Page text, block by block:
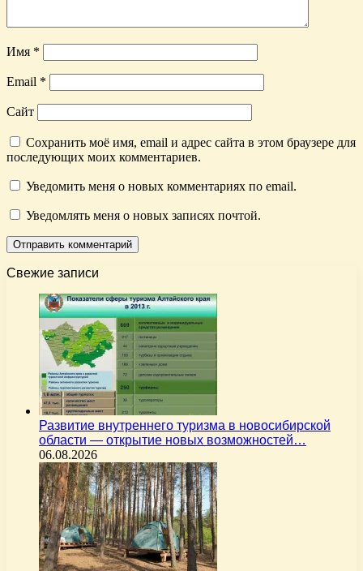
Имя *
Email *
Сайт
Сохранить моё имя, email и адрес сайта в этом браузере для
последующих моих комментариев.
Уведомить меня о новых комментариях по email.
Уведомлять меня о новых записях почтой.
Свежие записи
Развитие внутреннего туризма в новосибирской
области — открытие новых возможностей…
06.08.2026